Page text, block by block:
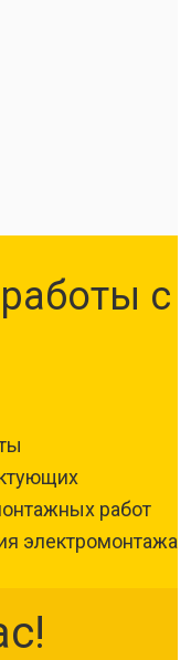
с
работ
электромонтажа